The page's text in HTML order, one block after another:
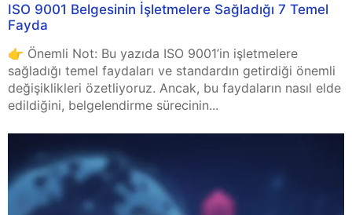
ISO 9001 Belgesinin İşletmelere Sağladığı 7 Temel
Fayda
👉 Önemli Not: Bu yazıda ISO 9001’in işletmelere
sağladığı temel faydaları ve standardın getirdiği önemli
değişiklikleri özetliyoruz. Ancak, bu faydaların nasıl elde
edildiğini, belgelendirme sürecinin...